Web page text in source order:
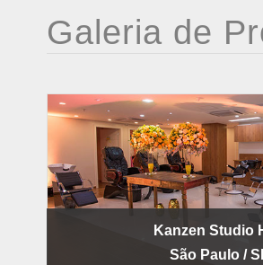
Galeria de
Kanzen Studio
São Paulo /